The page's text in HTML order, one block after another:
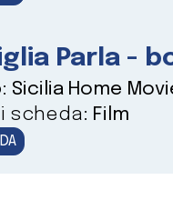
Parla -
Sicilia Home
scheda: Film